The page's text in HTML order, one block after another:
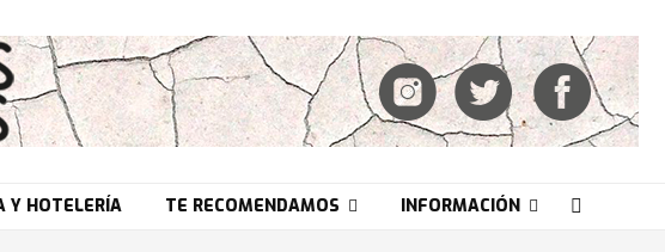
Y HOTELERÍA TE RECOMENDAMOS INFORMACIÓN